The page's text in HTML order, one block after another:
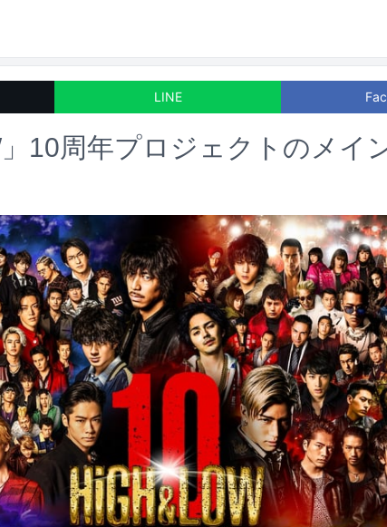
LINE
」10周年プロジェクトのメイ